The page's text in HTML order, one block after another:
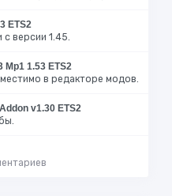
ETS2
с версии 1.45.
Mp1 1.53 ETS2
в редакторе модов.
v1.30 ETS2